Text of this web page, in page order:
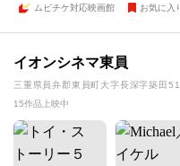
ムビチケ対応映画館 お気に入
イオンシネマ東員
三重県員弁郡東員町大字長深字築田
15作品上映中